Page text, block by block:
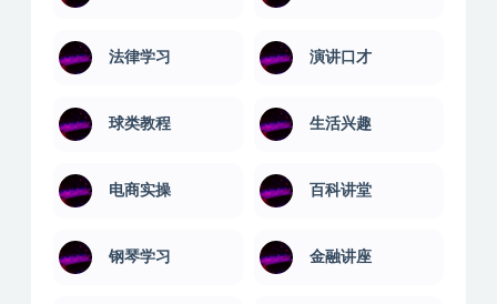
法律学习 演讲口才
球类教程 生活兴趣
电商实操 百科讲堂
钢琴学习 金融讲座